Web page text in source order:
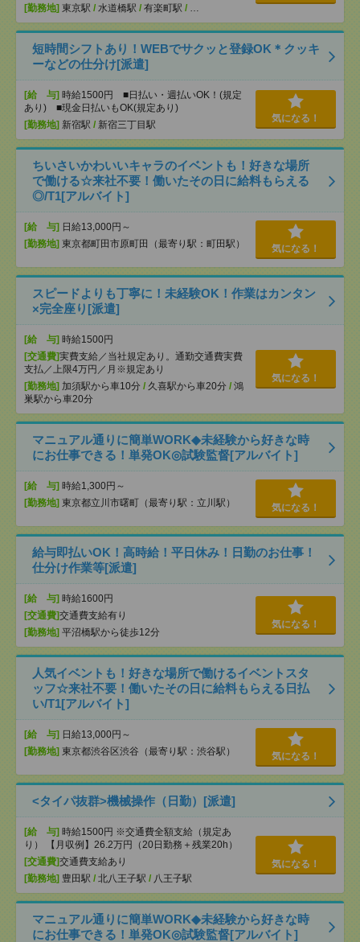
[勤務地] 東京駅 / 水道橋駅 / 有楽町駅 / …
短時間シフトあり！WEBでサクッと登録OK＊クッキ
ーなどの仕分け[派遣]
[給 与] 時給1500円 ■日払い・週払いOK！(規定
あり) ■現金日払いもOK(規定あり)
[勤務地] 新宿駅 / 新宿三丁目駅
気になる！
ちいさいかわいいキャラのイベントも！好きな場所
で働ける☆来社不要！働いたその日に給料もらえる
◎/T1[アルバイト]
[給 与] 日給13,000円～
[勤務地] 東京都町田市原町田（最寄り駅：町田駅） 気になる！
スピードよりも丁寧に！未経験OK！作業はカンタン
×完全座り[派遣]
[給 与] 時給1500円
[交通費]実費支給／当社規定あり。通勤交通費実費
支払／上限4万円／月※規定あり
[勤務地] 加須駅から車10分 / 久喜駅から車20分 / 鴻
巣駅から車20分
気になる！
マニュアル通りに簡単WORK◆未経験から好きな時
にお仕事できる！単発OK◎試験監督[アルバイト]
[給 与] 時給1,300円～
[勤務地] 東京都立川市曙町（最寄り駅：立川駅） 気になる！
給与即払いOK！高時給！平日休み！日勤のお仕事！
仕分け作業等[派遣]
[給 与] 時給1600円
[交通費]交通費支給有り
[勤務地] 平沼橋駅から徒歩12分
気になる！
人気イベントも！好きな場所で働けるイベントスタ
ッフ☆来社不要！働いたその日に給料もらえる日払
い/T1[アルバイト]
[給 与] 日給13,000円～
[勤務地] 東京都渋谷区渋谷（最寄り駅：渋谷駅） 気になる！
<タイパ抜群>機械操作（日勤）[派遣]
[給 与] 時給1500円 ※交通費全額支給（規定あ
り） 【月収例】26.2万円（20日勤務＋残業20h）
[交通費]交通費支給あり
[勤務地] 豊田駅 / 北八王子駅 / 八王子駅
気になる！
マニュアル通りに簡単WORK◆未経験から好きな時
にお仕事できる！単発OK◎試験監督[アルバイト]